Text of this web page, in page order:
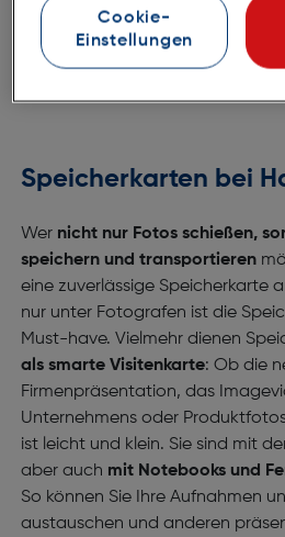
0800 31 13 33
Mo-Fr 08:00–18:00, Sa
Speicherkarten bei
Wer nicht nur Fotos schießen,
speichern und transportieren
eine zuverlässige Speicherkarte
nur unter Fotografen ist die
Must-have. Vielmehr dienen
als smarte Visitenkarte: Ob die
Firmenpräsentation, das
Unternehmens oder
ist leicht und klein. Sie sind mit
aber auch mit Notebooks und
So können Sie Ihre Aufnahmen
austauschen und anderen
Cookie-
Einstellungen